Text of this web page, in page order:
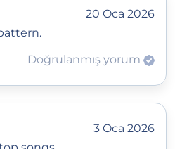
20 Oca 2026
Doğrulanmış yorum
3 Oca 2026